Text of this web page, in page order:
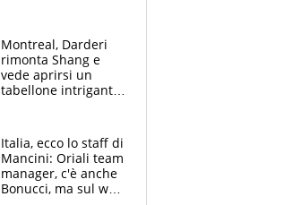
Montreal, Darderi
rimonta Shang e
vede aprirsi un
tabellone intrigante:
felice del mio livello"
Italia, ecco lo staff di
Mancini: Oriali team
manager, c'è anche
Bonucci, ma sul web